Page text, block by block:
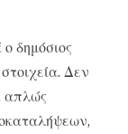
δημόσιος
Δεν
απλώς